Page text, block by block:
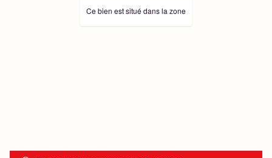
Ce bien est situé dans la zone